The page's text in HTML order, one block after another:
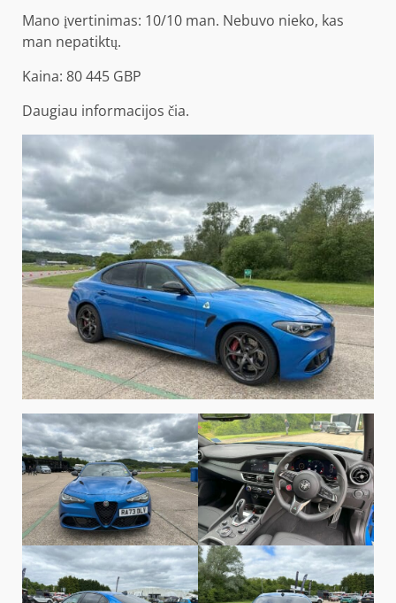
Mano įvertinimas: 10/10 man. Nebuvo nieko, kas
man nepatiktų.
Kaina: 80 445 GBP
Daugiau informacijos čia.